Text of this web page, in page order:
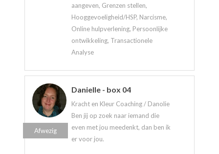
aangeven, Grenzen stellen,
Hooggevoeligheid/HSP, Narcisme,
Online hulpverlening, Persoonlijke
ontwikkeling, Transactionele
Analyse
Danielle - box 04
Kracht en Kleur Coaching / Danolie
Ben jij op zoek naar iemand die
even met jou meedenkt, dan ben ik
er voor jou.
Afwezig